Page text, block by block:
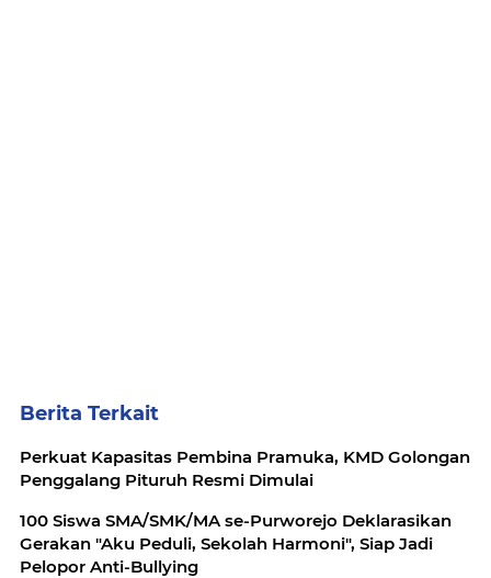
Berita Terkait
Perkuat Kapasitas Pembina Pramuka, KMD Golongan
Penggalang Pituruh Resmi Dimulai
100 Siswa SMA/SMK/MA se-Purworejo Deklarasikan
Gerakan "Aku Peduli, Sekolah Harmoni", Siap Jadi
Pelopor Anti-Bullying